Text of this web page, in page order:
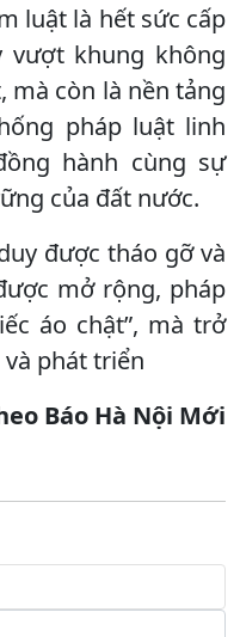
luật là hết sức cấp
vượt khung không
mà còn là nền tảng
pháp luật linh
hành cùng sự
của đất nước.
được tháo gỡ và
mở rộng, pháp
áo chật”, mà trở
phát triển
Báo Hà Nội Mới